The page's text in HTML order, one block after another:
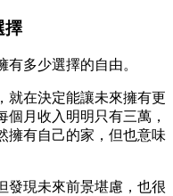
擇
有多少選擇的自由。
就在決定能讓未來擁有更
月收入明明只有三萬，
擁有自己的家，但也意味
發現未來前景堪慮，也很